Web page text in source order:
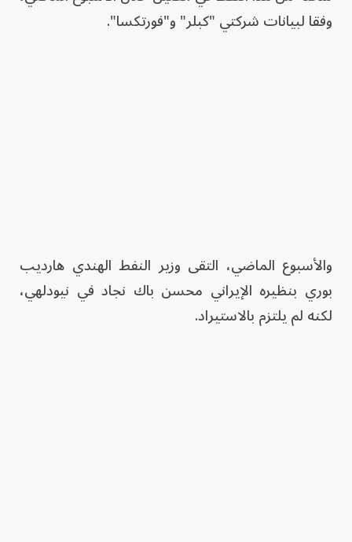
وفقا لبيانات شركتي "كبلر" و"فورتكسا".
والأسبوع الماضي، التقى وزير النفط الهندي هارديب
بوري بنظيره الإيراني ⁠محسن باك نجاد في نيودلهي،
لكنه لم يلتزم بالاستيراد.